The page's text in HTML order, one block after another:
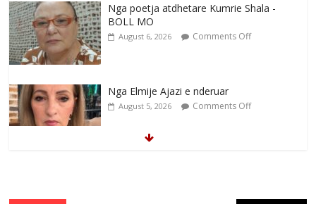
Nga poetja atdhetare Kumrie Shala -
BOLL MO
August 6, 2026 Comments Off
Nga Elmije Ajazi e nderuar
August 5, 2026 Comments Off